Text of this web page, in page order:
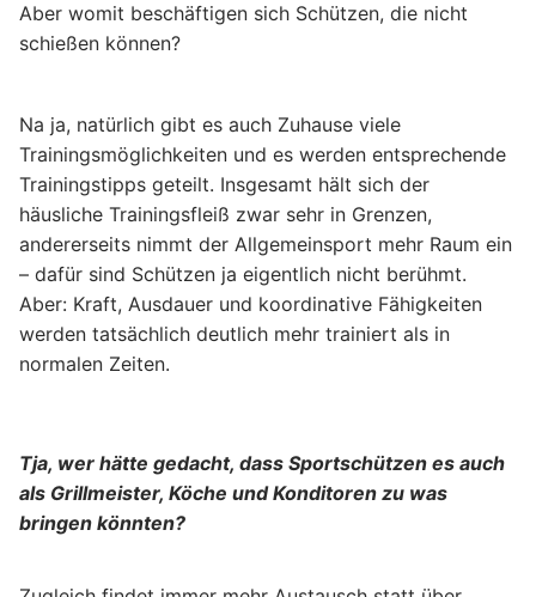
Aber womit beschäftigen sich Schützen, die nicht
schießen können?
Na ja, natürlich gibt es auch Zuhause viele
Trainingsmöglichkeiten und es werden entsprechende
Trainingstipps geteilt. Insgesamt hält sich der
häusliche Trainingsfleiß zwar sehr in Grenzen,
andererseits nimmt der Allgemeinsport mehr Raum ein
– dafür sind Schützen ja eigentlich nicht berühmt.
Aber: Kraft, Ausdauer und koordinative Fähigkeiten
werden tatsächlich deutlich mehr trainiert als in
normalen Zeiten.
Tja, wer hätte gedacht, dass Sportschützen es auch
als Grillmeister, Köche und Konditoren zu was
bringen könnten?